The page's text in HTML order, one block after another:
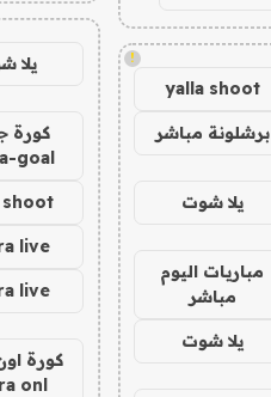
!
yalla shoot
برشلونة مباشر
يلا شوت
مباريات اليوم
مباشر
يلا شوت
يلا
كورة
goal
shoot
live
live
كورة
onl